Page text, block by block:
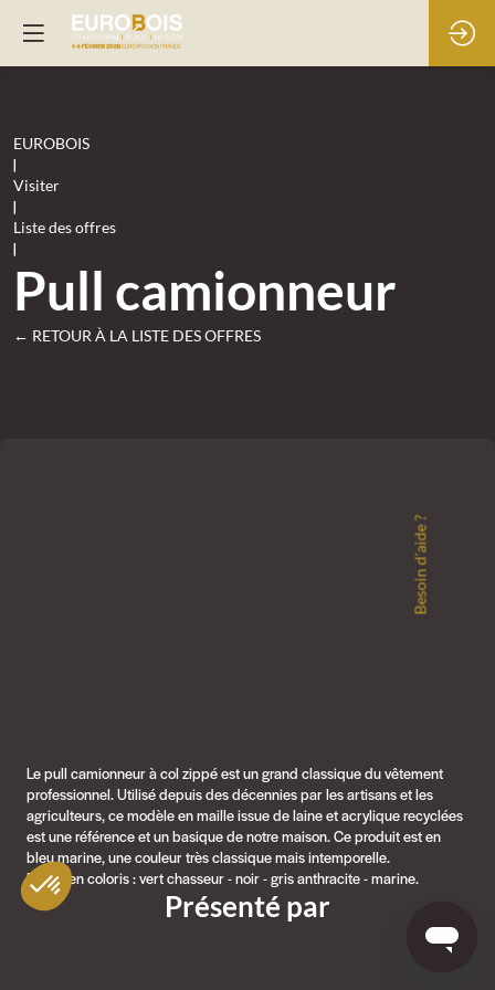
EUROBOIS
|
Visiter
|
Liste des offres
|
Pull camionneur
← RETOUR À LA LISTE DES OFFRES
Le pull camionneur à col zippé est un grand classique du vêtement
professionnel. Utilisé depuis des décennies par les artisans et les
agriculteurs, ce modèle en maille issue de laine et acrylique recyclées
est une référence et un basique de notre maison. Ce produit est en
bleu marine, une couleur très classique mais intemporelle.
Existe en coloris : vert chasseur - noir - gris anthracite - marine.
Présenté par
Besoin d'aide ?